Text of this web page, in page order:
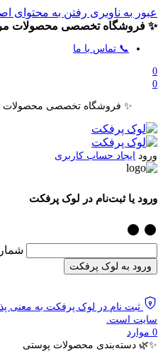
عبور به ناوبری رفتن به محتوای
✨ فروشگاه تخصصی محصولات
📞 تماس با ما
0
0
✨ فروشگاه تخصصی محصولات
ورود ایجاد حساب کاربری
ورود یا ثبت‌نام در لوک پرفکت
ورود به لوک پرفکت
ثبت نام در لوک پرفکت به معنی
سایت است.
0 موارد
✨🌿 دسته‌بندی محصولات پوستی